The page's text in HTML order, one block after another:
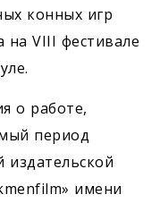
конных игр
на VIII фестивале
о работе,
период
издательской
имени